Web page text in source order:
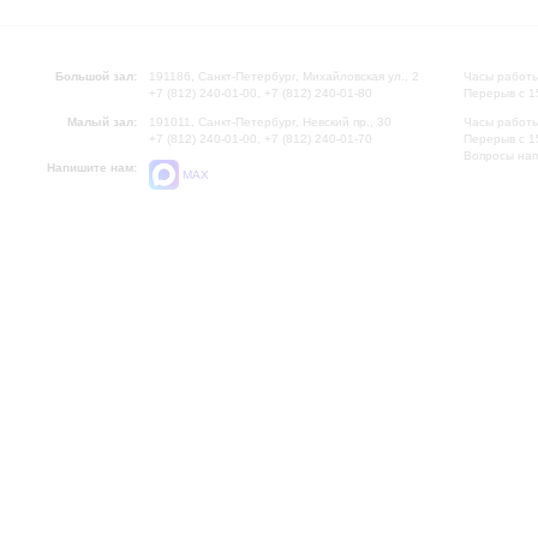
Большой зал:
191186, Санкт-Петербург, Михайловская ул., 2
+7 (812) 240-01-00, +7 (812) 240-01-80
Малый зал:
191011, Санкт-Петербург, Невский пр., 30
+7 (812) 240-01-00, +7 (812) 240-01-70
Напишите нам:
MAX
Часы
Перерыв с
Часы
Перерыв с
Вопросы